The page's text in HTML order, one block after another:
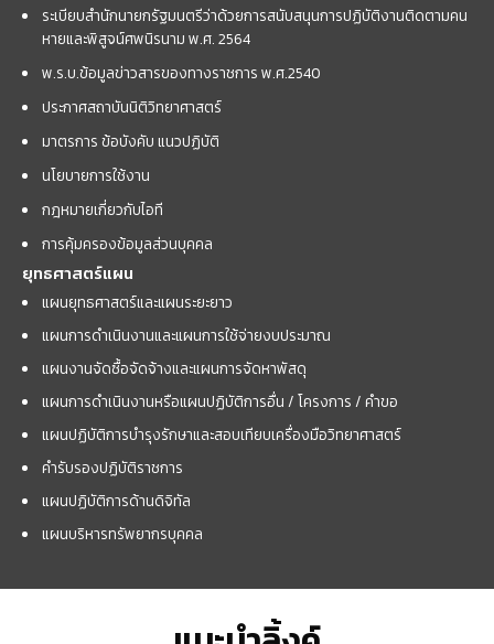
ระเบียบสำนักนายกรัฐมนตรีว่าด้วยการสนับสนุนการปฏิบัติงานติดตามคน
หายและพิสูจน์ศพนิรนาม พ.ศ. 2564
พ.ร.บ.ข้อมูลข่าวสารของทางราชการ พ.ศ.2540
ประกาศสถาบันนิติวิทยาศาสตร์
มาตรการ ข้อบังคับ แนวปฏิบัติ
นโยบายการใช้งาน
กฎหมายเกี่ยวกับไอที
การคุ้มครองข้อมูลส่วนบุคคล
ยุทธศาสตร์แผน
แผนยุทธศาสตร์และแผนระยะยาว
แผนการดำเนินงานและแผนการใช้จ่ายงบประมาณ
แผนงานจัดซื้อจัดจ้างและแผนการจัดหาพัสดุ
แผนการดำเนินงานหรือแผนปฏิบัติการอื่น / โครงการ / คำขอ
แผนปฏิบัติการบำรุงรักษาและสอบเทียบเครื่องมือวิทยาศาสตร์
คำรับรองปฏิบัติราชการ
แผนปฏิบัติการด้านดิจิทัล
แผนบริหารทรัพยากรบุคคล